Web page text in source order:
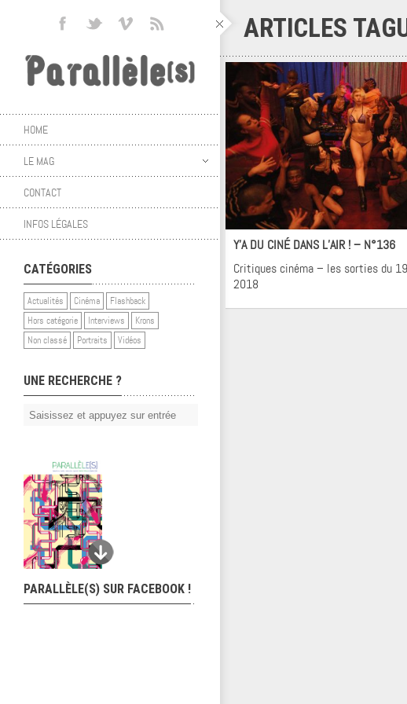
HOME
LE MAG
CONTACT
INFOS LÉGALES
CATÉGORIES
Actualités Cinéma
Flashback
Hors catégorie
Interviews
Krons
Non classé
Portraits Vidéos
UNE RECHERCHE ?
PARALLÈLE(S) SUR FACEBOOK !
ARTICLES
Cinéma
Y’A DU CINÉ DANS L’AIR ! – N°136
Critiques cinéma – les sorties du
2018